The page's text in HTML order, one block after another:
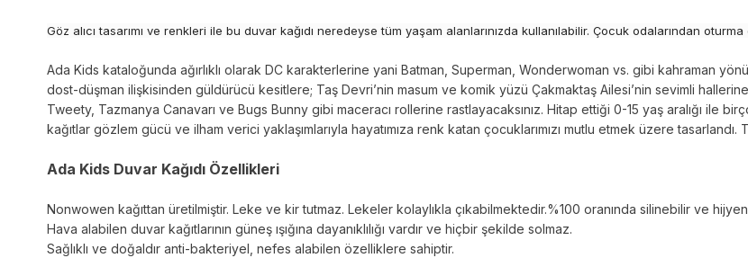
Göz alıcı tasarımı ve renkleri ile bu duvar kağıdı neredeyse tüm yaşam alanlarınızda kullanılabilir. Çocuk odalarından
Ada Kids kataloğunda ağırlıklı olarak DC karakterlerine yani Batman, Superman, Wonderwoman vs. gibi kahraman
dost-düşman ilişkisinden güldürücü kesitlere; Taş Devri’nin masum ve komik yüzü Çakmaktaş Ailesi’nin sevimli
Tweety, Tazmanya Canavarı ve Bugs Bunny gibi maceracı rollerine rastlayacaksınız. Hitap ettiği 0-15 yaş aralığı ile
kağıtlar gözlem gücü ve ilham verici yaklaşımlarıyla hayatımıza renk katan çocuklarımızı mutlu etmek üzere
Ada Kids Duvar Kağıdı Özellikleri
Nonwowen kağıttan üretilmiştir. Leke ve kir tutmaz. Lekeler kolaylıkla çıkabilmektedir.%100 oranında silinebilir ve
Hava alabilen duvar kağıtlarının güneş ışığına dayanıklılığı vardır ve hiçbir şekilde solmaz.
Sağlıklı ve doğaldır anti-bakteriyel, nefes alabilen özelliklere sahiptir.